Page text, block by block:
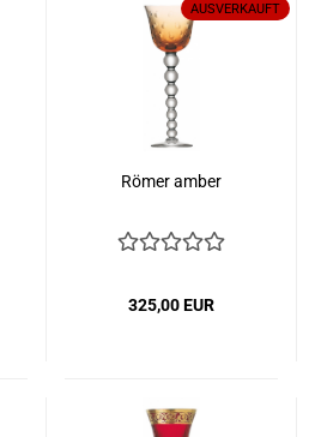
AUSVERKAUFT
Römer amber
325,00 EUR